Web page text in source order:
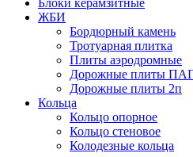
Блоки керамзитные
ЖБИ
Бордюрный камень
Тротуарная плитка
Плиты аэродромные
Дорожные плиты
Дорожные плиты 2п
Кольца
Кольцо опорное
Кольцо стеновое
Колодезные кольца